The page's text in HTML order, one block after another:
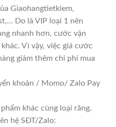
Giaohangtietkiem,
Do là VIP loại 1 nên
nhanh hơn, cước vận
Vì vậy, việc giá cước
giảm thêm chi phí mua
khoản / Momo/ Zalo Pay
khác cùng loại răng.
hệ SĐT/Zalo: